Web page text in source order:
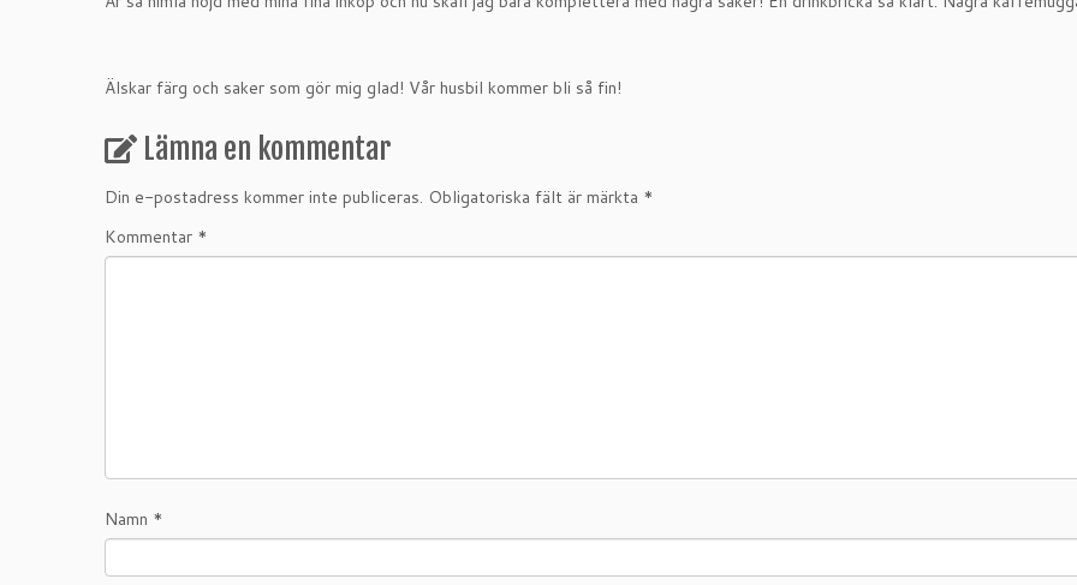
Älskar färg och saker som gör mig glad! Vår husbil kommer bli så fin!
Lämna en kommentar
Din e-postadress kommer inte publiceras. Obligatoriska fält är märkta *
Kommentar *
Namn *